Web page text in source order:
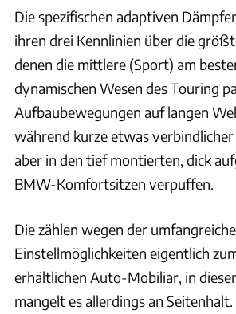
Die spezifischen adaptiven
ihren drei Kennlinien über die
denen die mittlere (Sport) am
dynamischen Wesen des Touring
Aufbaubewegungen auf langen
während kurze etwas
aber in den tief montierten, dick
BMW-Komfortsitzen verpuffen.
Die zählen wegen der
Einstellmöglichkeiten eigentlich
erhältlichen Auto-Mobiliar, in
mangelt es allerdings an